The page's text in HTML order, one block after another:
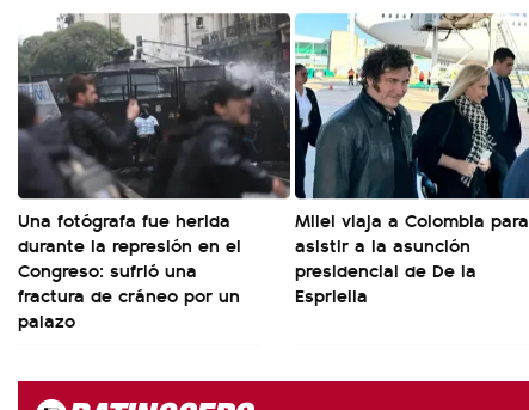
Una fotógrafa fue herida
durante la represión en el
Congreso: sufrió una
fractura de cráneo por un
palazo
Milei viaja a Colombia para
asistir a la asunción
presidencial de De la
Espriella